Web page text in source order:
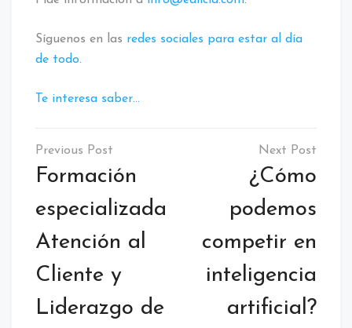
Síguenos en las redes sociales para estar al día
de todo.
Te interesa saber…
Formación
especializada
Atención al
Cliente y
Liderazgo de
¿Cómo
podemos
competir en
inteligencia
artificial?